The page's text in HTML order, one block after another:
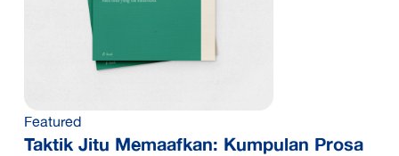
Featured
Taktik Jitu Memaafkan: Kumpulan Prosa